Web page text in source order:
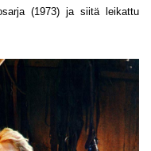
(1973) ja siitä leikattu